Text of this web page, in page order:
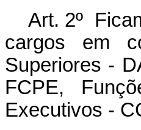
Art. 2º
cargos em
Superiores -
FCPE,
Executivos -